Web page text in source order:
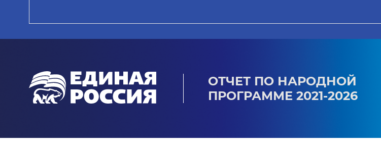
ОТЧЕТ ПО НАРОДНОЙ
ПРОГРАММЕ 2021-2026